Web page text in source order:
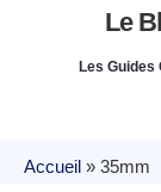
Le
Les Guides
Accueil » 35mm